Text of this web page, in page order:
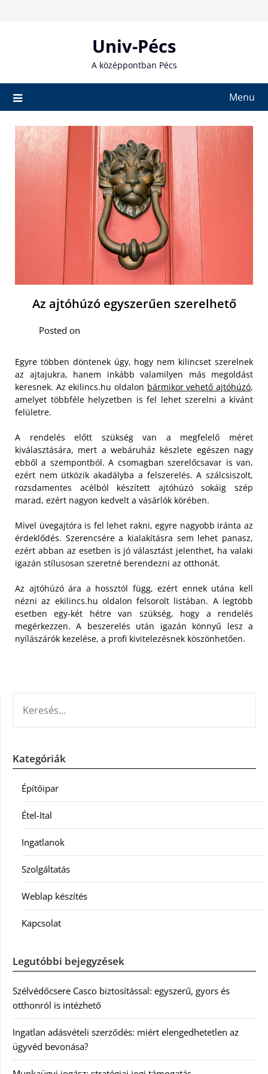
Univ-Pécs
A középpontban Pécs
Menu
Az ajtóhúzó egyszerűen szerelhető
Posted on
Egyre többen döntenek úgy, hogy nem kilincset szerelnek
az ajtajukra, hanem inkább valamilyen más megoldást
keresnek. Az ekilincs.hu oldalon bármikor vehető ajtóhúzó,
amelyet többféle helyzetben is fel lehet szerelni a kívánt
felületre.
A rendelés előtt szükség van a megfelelő méret
kiválasztására, mert a webáruház készlete egészen nagy
ebből a szempontból. A csomagban szerelőcsavar is van,
ezért nem ütközik akadályba a felszerelés. A szálcsiszolt,
rozsdamentes acélból készített ajtóhúzó sokáig szép
marad, ezért nagyon kedvelt a vásárlók körében.
Mivel üvegajtóra is fel lehet rakni, egyre nagyobb iránta az
érdeklődés. Szerencsére a kialakításra sem lehet panasz,
ezért abban az esetben is jó választást jelenthet, ha valaki
igazán stílusosan szeretné berendezni az otthonát.
Az ajtóhúzó ára a hossztól függ, ezért ennek utána kell
nézni az ekilincs.hu oldalon felsorolt listában. A legtöbb
esetben egy-két hétre van szükség, hogy a rendelés
megérkezzen. A beszerelés után igazán könnyű lesz a
nyílászárók kezelése, a profi kivitelezésnek köszönhetően.
Kategóriák
Építőipar
Étel-Ital
Ingatlanok
Szolgáltatás
Weblap készítés
Kapcsolat
Legutóbbi bejegyzések
Szélvédőcsere Casco biztosítással: egyszerű, gyors és
otthonról is intézhető
Ingatlan adásvételi szerződés: miért elengedhetetlen az
ügyvéd bevonása?